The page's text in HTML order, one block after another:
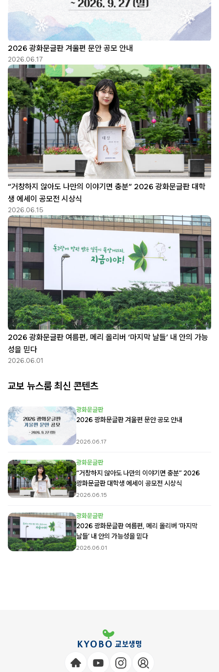
2026 광화문글판 겨울편 문안 공모 안내
2026.06.17
“거창하지 않아도 나만의 이야기면 충분” 2026 광화문글판 대학
생 에세이 공모전 시상식
2026.06.15
2026 광화문글판 여름편, 메리 올리버 ‘마지막 날들’ 내 안의 가능
성을 믿다
2026.06.01
교보 뉴스룸 최신 콘텐츠
광화문글판
2026 광화문글판 겨울편 문안 공모 안내
2026.06.17
광화문글판
“거창하지 않아도 나만의 이야기면 충분” 2026
광화문글판 대학생 에세이 공모전 시상식
2026.06.15
광화문글판
2026 광화문글판 여름편, 메리 올리버 ‘마지막
날들’ 내 안의 가능성을 믿다
2026.06.01